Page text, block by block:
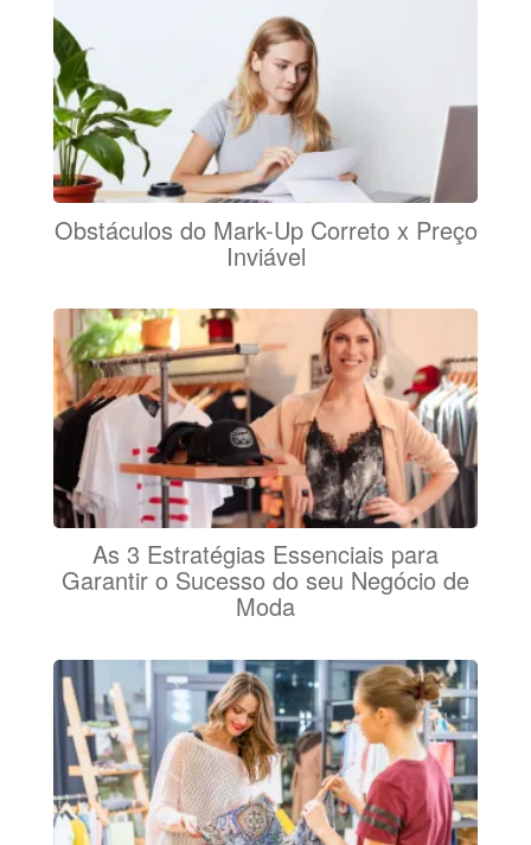
Obstáculos do Mark-Up Correto x Preço
Inviável
As 3 Estratégias Essenciais para
Garantir o Sucesso do seu Negócio de
Moda